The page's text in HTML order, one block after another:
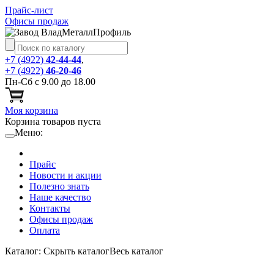
Прайс-лист
Офисы продаж
+7 (4922) 42-44-44,
+7 (4922) 46-20-46
Пн-Сб с 9.00 до 18.00
Моя корзина
Корзина товаров пуста
Меню:
Прайс
Новости и акции
Полезно знать
Наше качество
Контакты
Офисы продаж
Оплата
Каталог: Cкрыть каталогВесь каталог